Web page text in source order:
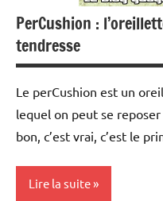
PerCushion :
tendresse
Le perCushion est un
lequel on peut se
bon, c’est vrai, c’est le
Lire la suite